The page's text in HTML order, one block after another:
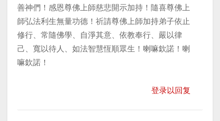
善神們！感恩尊佛上師慈悲開示加持！隨喜尊佛上
師弘法利生無量功德！祈請尊佛上師加持弟子依止
修行、常隨佛學、自淨其意、依教奉行、嚴以律
己、寬以待人、如法智慧恆順眾生！喇嘛欽諾！喇
嘛欽諾！
登录以回复